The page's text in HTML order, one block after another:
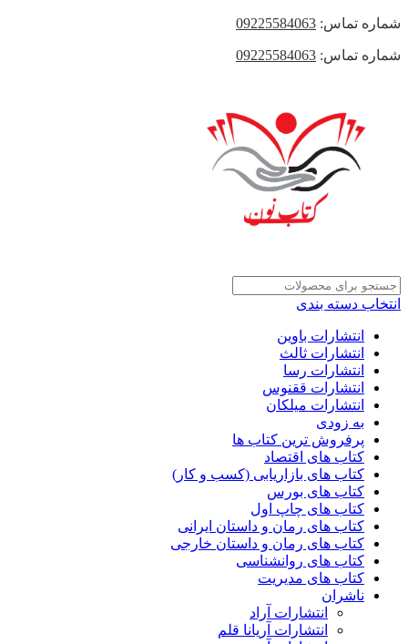
شماره تماس: 09225584063
شماره تماس: 09225584063
انتخاب دسته بندی
انتشارات باوین
انتشارات ثالث
انتشارات رسا
انتشارات ققنوس
انتشارات میلکان
به زودی
پرفروش ترین کتاب ها
کتاب های اقتصاد
کتاب های بازاریابی (کسب و کار)
کتاب های بورس
کتاب های چاپ اول
کتاب های رمان و داستان ایرانی
کتاب های رمان و داستان خارجی
کتاب های روانشناسی
کتاب های مدیریت
ناشران
انتشارات آراد
انتشارات آریانا قلم